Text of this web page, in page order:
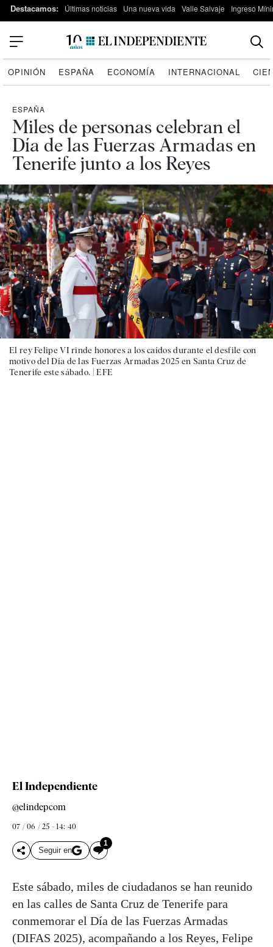
Destacamos: Últimas noticias Una nueva vida Valle Salvaje Ingreso
OPINIÓN ESPAÑA ECONOMÍA INTERNACIONAL
ESPAÑA
Miles de personas celebran el
Día de las Fuerzas Armadas en
Tenerife junto a los Reyes
El rey Felipe VI rinde honores a los caídos durante el desfile con
motivo del Día de las Fuerzas Armadas 2025 en Santa Cruz de
Tenerife este sábado. |EFE
El Independiente
@elindepcom
07 / 06 / 25 - 14: 40
Seguir en
1
Este sábado, miles de ciudadanos se han reunido
en las calles de Santa Cruz de Tenerife para
conmemorar el Día de las Fuerzas Armadas
(DIFAS 2025), acompañando a los Reyes, Felipe